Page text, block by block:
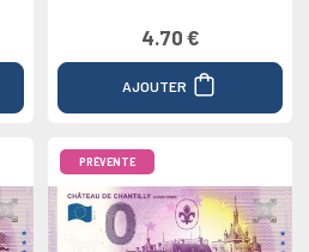
4.70 €
AJOUTER
PRÉVENTE